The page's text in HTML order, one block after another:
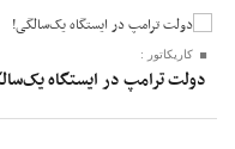
کاریکاتور :
دولت ترامپ در ایستگاه